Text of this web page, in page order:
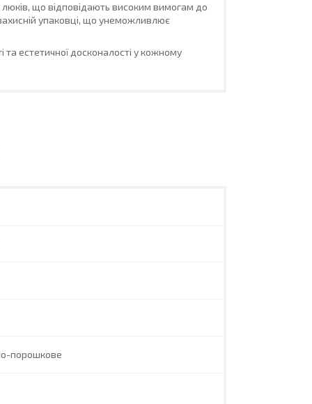
що відповідають високим вимогам до
захисній упаковці, що унеможливлює
та естетичної досконалості у кожному
порошкове